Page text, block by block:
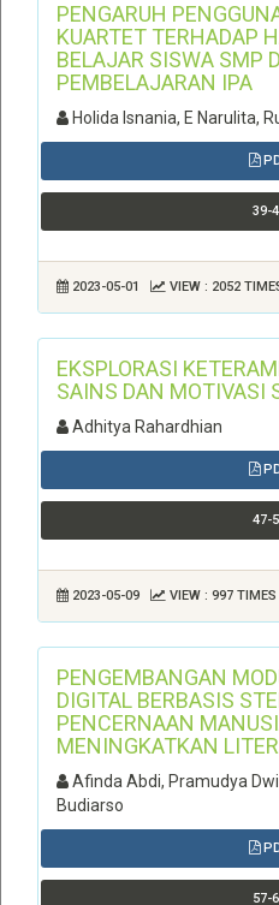
PENGARUH
KUARTET TERHADAP
BELAJAR SISWA SMP
PEMBELAJARAN IPA
Holida Isnania, E Narulita,
39-
2023-05-01 VIEW : 2052
EKSPLORASI
SAINS DAN MOTIVASI
Adhitya Rahardhian
47-
2023-05-09 VIEW : 997 TIMES
PENGEMBANGAN
DIGITAL BERBASIS
PENCERNAAN
MENINGKATKAN
Afinda Abdi, Pramudya
Budiarso
57-